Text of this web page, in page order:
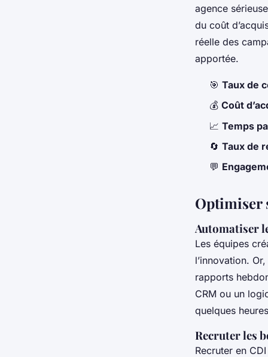
agence
du coût
réelle des
apportée.
🎯 Taux de
💰 Coût
📈 Temps
🔄 Taux de
💬
Optimiser
Automatiser
Les équipes
l’innovation.
rapports
CRM ou un
quelques
Recruter les
Recruter en